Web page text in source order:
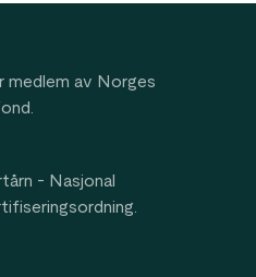
medlem av Norges
- Nasjonal